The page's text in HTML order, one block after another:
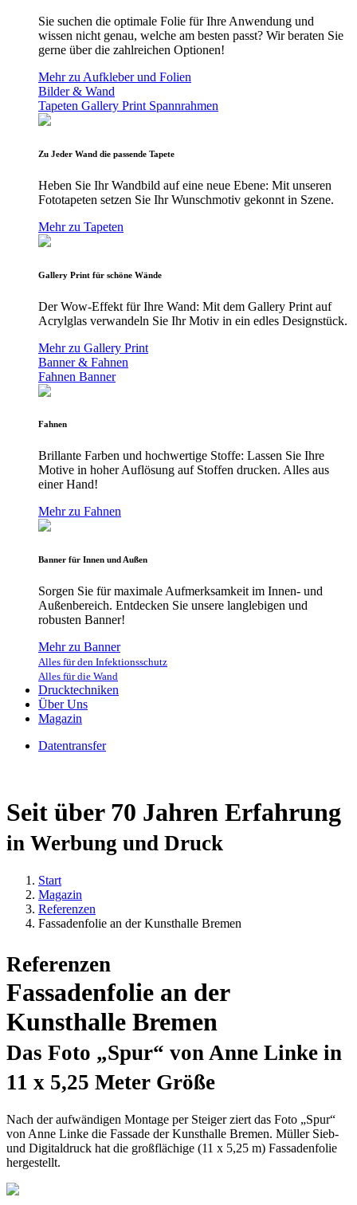
Sie suchen die optimale Folie für Ihre Anwendung und
wissen nicht genau, welche am besten passt? Wir beraten Sie
gerne über die zahlreichen Optionen!
Mehr zu Aufkleber und Folien
Bilder & Wand
Tapeten Gallery Print Spannrahmen
Zu Jeder Wand die passende Tapete
Heben Sie Ihr Wandbild auf eine neue Ebene: Mit unseren
Fototapeten setzen Sie Ihr Wunschmotiv gekonnt in Szene.
Mehr zu Tapeten
Gallery Print für schöne Wände
Der Wow-Effekt für Ihre Wand: Mit dem Gallery Print auf
Acrylglas verwandeln Sie Ihr Motiv in ein edles Designstück.
Mehr zu Gallery Print
Banner & Fahnen
Fahnen Banner
Fahnen
Brillante Farben und hochwertige Stoffe: Lassen Sie Ihre
Motive in hoher Auflösung auf Stoffen drucken. Alles aus
einer Hand!
Mehr zu Fahnen
Banner für Innen und Außen
Sorgen Sie für maximale Aufmerksamkeit im Innen- und
Außenbereich. Entdecken Sie unsere langlebigen und
robusten Banner!
Mehr zu Banner
Alles für den Infektionsschutz
Alles für die Wand
Drucktechniken
Über Uns
Magazin
Datentransfer
Seit über 70 Jahren Erfahrung
in Werbung und Druck
Start
Magazin
Referenzen
Fassadenfolie an der Kunsthalle Bremen
Referenzen
Fassadenfolie an der
Kunsthalle Bremen
Das Foto „Spur“ von Anne Linke in
11 x 5,25 Meter Größe
Nach der aufwändigen Montage per Steiger ziert das Foto „Spur“
von Anne Linke die Fassade der Kunsthalle Bremen. Müller Sieb-
und Digitaldruck hat die großflächige (11 x 5,25 m) Fassadenfolie
hergestellt.